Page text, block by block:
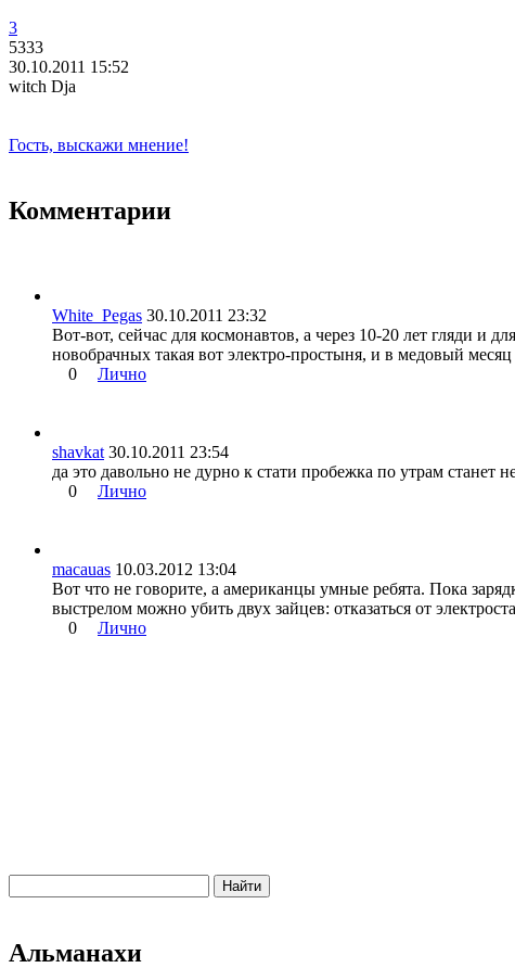
3
5333
30.10.2011 15:52
witch Dja
Гость, выскажи мнение!
Комментарии
White_Pegas 30.10.2011 23:32
Вот-вот, сейчас для космонавтов, а через 10-20 лет гляди и
новобрачных такая вот электро-простыня, и в медовый
0
Лично
shavkat 30.10.2011 23:54
да это давольно не дурно к стати пробежка по утрам станет
0
Лично
macauas 10.03.2012 13:04
Вот что не говорите, а американцы умные ребята. Пока
выстрелом можно убить двух зайцев: отказаться от
0
Лично
Альманахи